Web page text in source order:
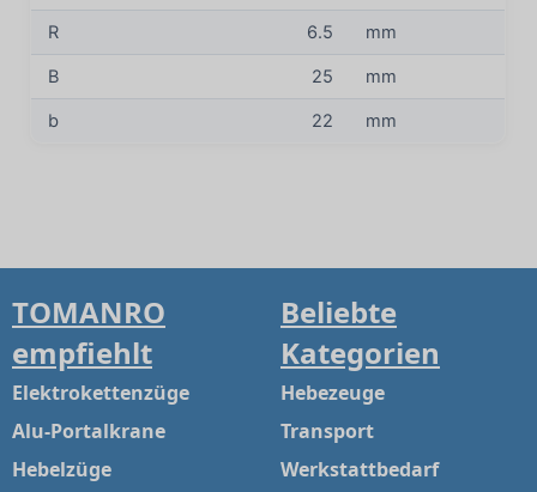
R 6.5 mm
B 25 mm
b 22 mm
TOMANRO
empfiehlt
Elektrokettenzüge
Alu-Portalkrane
Hebelzüge
Beliebte
Kategorien
Hebezeuge
Transport
Werkstattbedarf